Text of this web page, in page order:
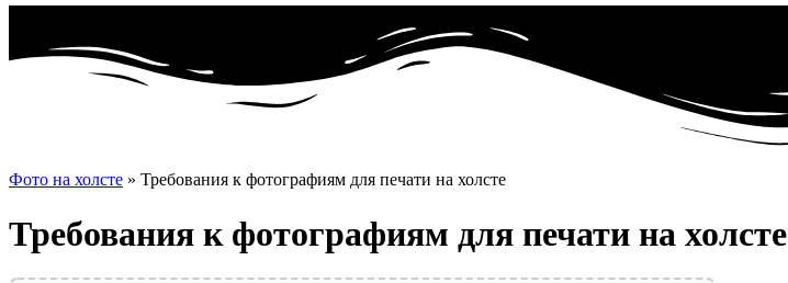
Фото на холсте » Требования к фотографиям для печати на холсте
Требования к фотографиям для печати на холсте